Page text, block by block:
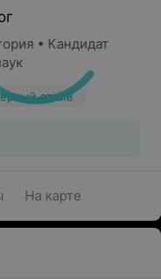
• Кандидат
отзыв
На карте